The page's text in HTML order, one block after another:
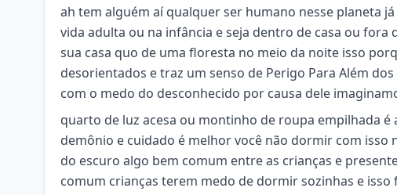
ah tem alguém aí qualquer ser humano nesse planeta
vida adulta ou na infância e seja dentro de casa ou
sua casa quo de uma floresta no meio da noite isso
desorientados e traz um senso de Perigo Para Além
com o medo do desconhecido por causa dele
quarto de luz acesa ou montinho de roupa empilhada
demônio e cuidado é melhor você não dormir com
do escuro algo bem comum entre as crianças e
comum crianças terem medo de dormir sozinhas e